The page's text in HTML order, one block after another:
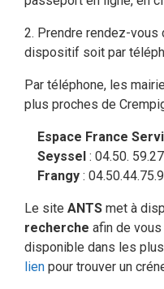
2. Prendre rendez-vous
dispositif soit par
Par téléphone, les
plus proches de
Espace France
Seyssel : 04.50.
Frangy :
Le site ANTS met à
recherche afin de
disponible dans les
lien pour trouver un